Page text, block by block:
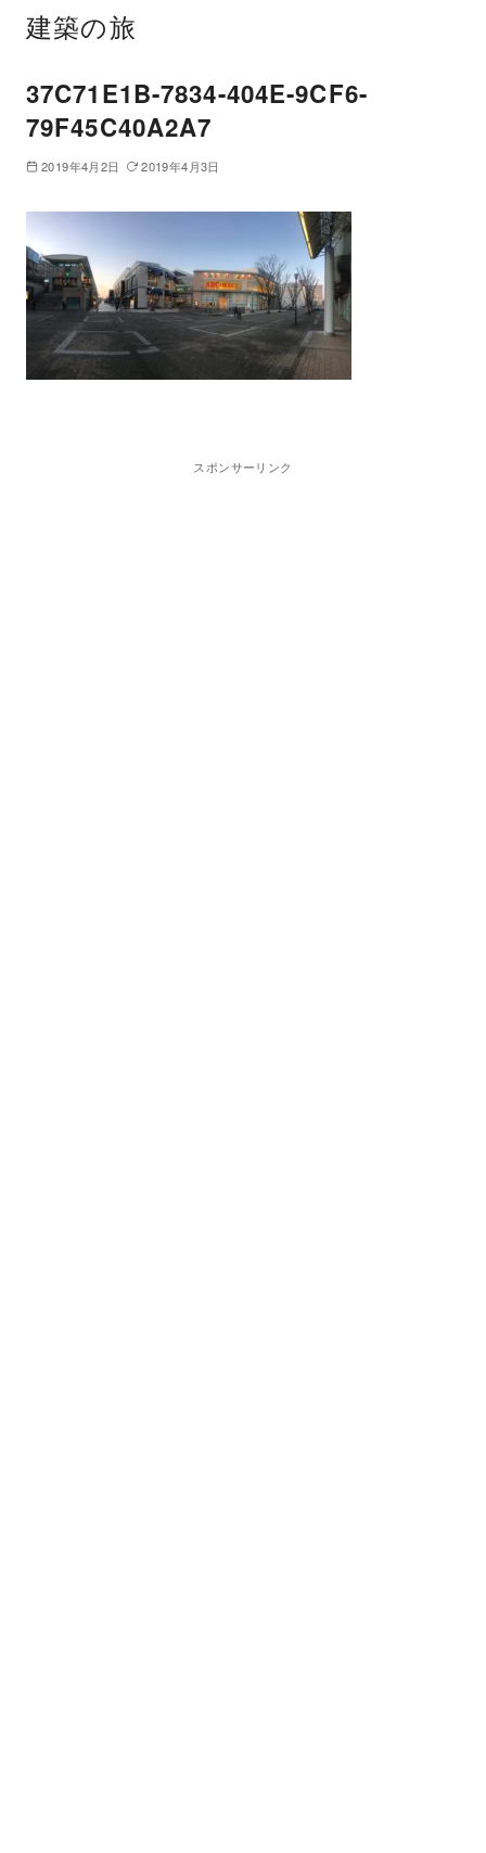
建築の旅
37C71E1B-7834-404E-9CF6-
79F45C40A2A7
2019年4月2日 2019年4月3日
スポンサーリンク